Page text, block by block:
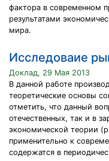
фактора в современном
результатами
мира.
Исследоваие
Доклад, 29 Мая 2013
В данной работе
теоретические основы
отметить, что данный
отечественных, так и в
экономической теории
применительно к
содержатся в